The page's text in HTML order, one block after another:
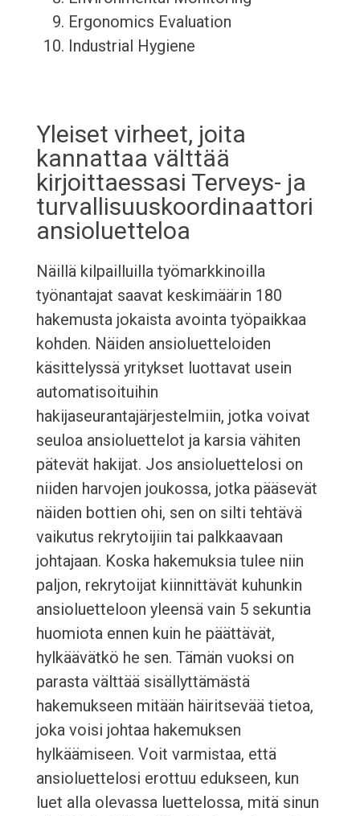
Ergonomics Evaluation
Industrial Hygiene
Yleiset virheet, joita
kannattaa välttää
kirjoittaessasi Terveys- ja
turvallisuuskoordinaattori
ansioluetteloa
Näillä kilpailluilla työmarkkinoilla
työnantajat saavat keskimäärin 180
hakemusta jokaista avointa työpaikkaa
kohden. Näiden ansioluetteloiden
käsittelyssä yritykset luottavat usein
automatisoituihin
hakijaseurantajärjestelmiin, jotka voivat
seuloa ansioluettelot ja karsia vähiten
pätevät hakijat. Jos ansioluettelosi on
niiden harvojen joukossa, jotka pääsevät
näiden bottien ohi, sen on silti tehtävä
vaikutus rekrytoijiin tai palkkaavaan
johtajaan. Koska hakemuksia tulee niin
paljon, rekrytoijat kiinnittävät kuhunkin
ansioluetteloon yleensä vain 5 sekuntia
huomiota ennen kuin he päättävät,
hylkäävätkö he sen. Tämän vuoksi on
parasta välttää sisällyttämästä
hakemukseen mitään häiritsevää tietoa,
joka voisi johtaa hakemuksen
hylkäämiseen. Voit varmistaa, että
ansioluettelosi erottuu edukseen, kun
luet alla olevassa luettelossa, mitä sinun